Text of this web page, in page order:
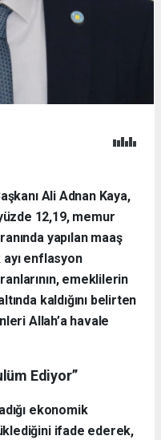
Ali Adnan Kaya,
12,19, memur
yapılan maaş
ayı enflasyon
emeklilerin
kaldığını belirten
Allah’a havale
Ediyor”
ekonomik
ifade ederek,